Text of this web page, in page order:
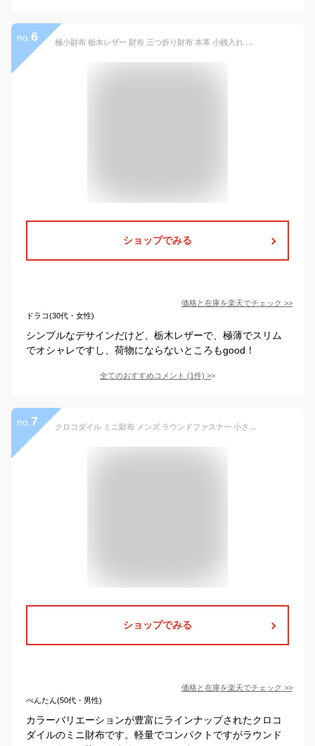
no. 6 極小財布 栃木レザー 財布 三つ折り財布 本革 小銭入れ 牛革 ミニ財布 薄い ブランド luminio ルミニーオ メンズ レディース カラバリ コンパクト ウォレット 日本製 使いやすい lusl20225 2021 人気 おしゃれ 女性 彼女彼氏 男性向け
ショップでみる
価格と在庫を楽天でチェック >>
ドラコ(30代・女性)
シンプルなデサインだけど、栃木レザーで、極薄でスリム
でオシャレですし、荷物にならないところもgood！
全てのおすすめコメント (1件) >
no. 7 クロコダイル ミニ財布 メンズ ラウンドファスナー 小さい財布 本革 小銭入れ 軽い 使いやすい コンパクト 財布 レザー 革 本革 シンプル 薄い サイフ コンパクト財布 小さめ 小銭入れ コインケース 父の日 プレゼント 『ギフト』 4FA (06001533-mens-1r)
ショップでみる
価格と在庫を楽天でチェック >>
べんたん(50代・男性)
カラーバリエーションが豊富にラインナップされたクロコ
ダイルのミニ財布です。軽量でコンパクトですがラウンド